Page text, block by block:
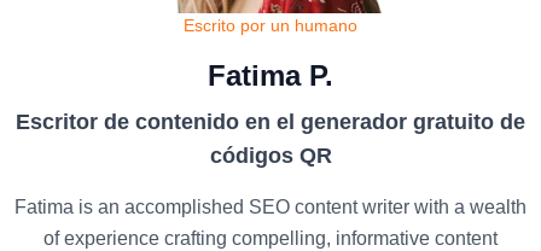
Escrito por un humano
Fatima P.
Escritor de contenido en el generador gratuito de
códigos QR
Fatima is an accomplished SEO content writer with a wealth
of experience crafting compelling, informative content